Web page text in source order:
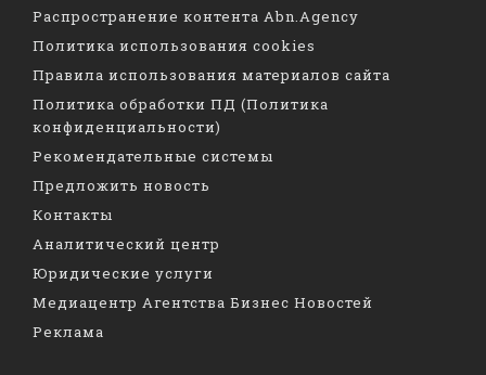
Распространение контента Abn.Agency
Политика использования cookies
Правила использования материалов сайта
Политика обработки ПД (Политика
конфиденциальности)
Рекомендательные системы
Предложить новость
Контакты
Аналитический центр
Юридические услуги
Медиацентр Агентства Бизнес Новостей
Реклама